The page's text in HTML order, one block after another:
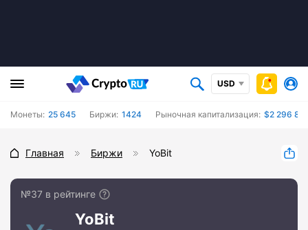
USD
Монеты: 25 645 Биржи: 1424 Рыночная капитализация: $2 296
Главная Биржи YoBit
№37 в рейтинге
YoBit